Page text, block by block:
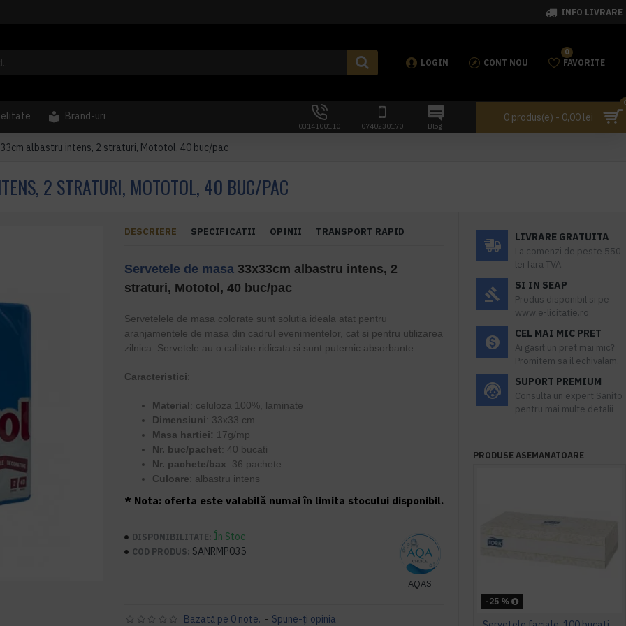
INFO LIVRARE
LOGIN CONT NOU FAVORITE
0
Brand-uri
0314100110 0740230170 Blog
0 produs(e) - 0,00 lei
albastru intens, 2 straturi, Mototol, 40 buc/pac
2 STRATURI, MOTOTOL, 40 BUC/PAC
DESCRIERE SPECIFICATII OPINII TRANSPORT RAPID
Servetele de masa 33x33cm albastru intens, 2
straturi, Mototol, 40 buc/pac
Servetelele de masa colorate sunt solutia ideala atat pentru
aranjamentele de masa din cadrul evenimentelor, cat si pentru utilizarea
zilnica. Servetele au o calitate ridicata si sunt puternic absorbante.
Caracteristici:
Material: celuloza 100%, laminate
Dimensiuni: 33x33 cm
Masa hartiei: 17g/mp
Nr. buc/pachet: 40 bucati
Nr. pachete/bax: 36 pachete
Culoare: albastru intens
* Nota: oferta este valabilă numai în limita stocului disponibil.
DISPONIBILITATE: În Stoc
COD PRODUS: SANRMP035
AQAS
Bazată pe 0 note. - Spune-ţi opinia
LIVRARE GRATUITA
La comenzi de peste 550
lei fara TVA.
SI IN SEAP
Produs disponibil si pe
www.e-licitatie.ro
CEL MAI MIC PRET
Ai gasit un pret mai mic?
Promitem sa il echivalam.
SUPORT PREMIUM
Consulta un expert Sanito
pentru mai multe detalii
PRODUSE ASEMANATOARE
-25 %